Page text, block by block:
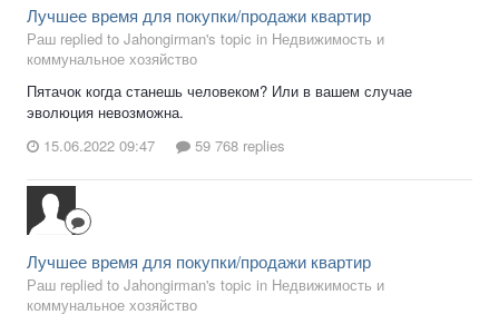
Лучшее время для покупки/продажи квартир
Раш replied to Jahongirman's topic in Недвижимость и
коммунальное хозяйство
Пятачок когда станешь человеком? Или в вашем случае
эволюция невозможна.
15.06.2022 09:47
59 768 replies
Лучшее время для покупки/продажи квартир
Раш replied to Jahongirman's topic in Недвижимость и
коммунальное хозяйство